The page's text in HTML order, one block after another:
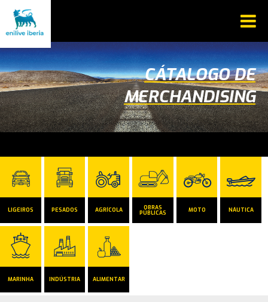
CÁTALOGO DE
MERCHANDISING
LIGEIROS PESADOS AGRÍCOLA OBRAS
PÚBLICAS MOTO NÁUTICA
MARINHA INDÚSTRIA ALIMENTAR